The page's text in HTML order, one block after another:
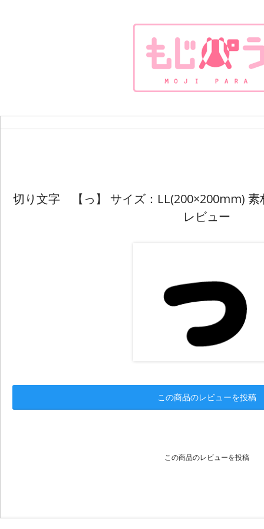
切り文字 【っ】 サイズ：LL(200×200mm) 素
レビュー
この商品のレビューを投稿
この商品のレビューを投稿